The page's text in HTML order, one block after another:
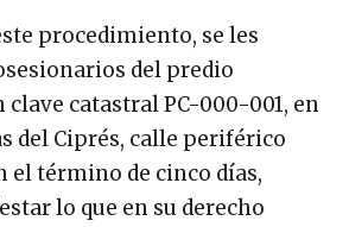
procedimiento, se les
del predio
catastral PC-000-001, en
del Ciprés, calle periférico
el término de cinco días,
lo que en su derecho